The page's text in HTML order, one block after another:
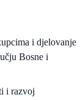
i djelovanje
Bosne i
i razvoj